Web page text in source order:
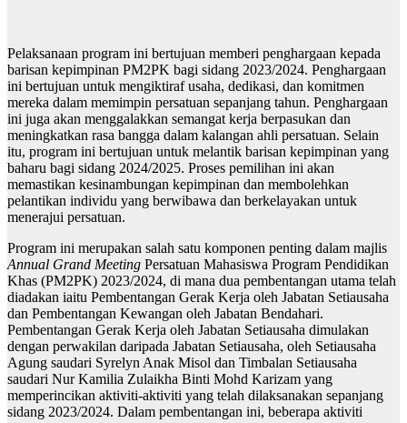
Pelaksanaan program ini bertujuan memberi penghargaan kepada
barisan kepimpinan PM2PK bagi sidang 2023/2024. Penghargaan
ini bertujuan untuk mengiktiraf usaha, dedikasi, dan komitmen
mereka dalam memimpin persatuan sepanjang tahun. Penghargaan
ini juga akan menggalakkan semangat kerja berpasukan dan
meningkatkan rasa bangga dalam kalangan ahli persatuan. Selain
itu, program ini bertujuan untuk melantik barisan kepimpinan yang
baharu bagi sidang 2024/2025. Proses pemilihan ini akan
memastikan kesinambungan kepimpinan dan membolehkan
pelantikan individu yang berwibawa dan berkelayakan untuk
menerajui persatuan.
Program ini merupakan salah satu komponen penting dalam majlis
Annual Grand Meeting Persatuan Mahasiswa Program Pendidikan
Khas (PM2PK) 2023/2024, di mana dua pembentangan utama telah
diadakan iaitu Pembentangan Gerak Kerja oleh Jabatan Setiausaha
dan Pembentangan Kewangan oleh Jabatan Bendahari.
Pembentangan Gerak Kerja oleh Jabatan Setiausaha dimulakan
dengan perwakilan daripada Jabatan Setiausaha, oleh Setiausaha
Agung saudari Syrelyn Anak Misol dan Timbalan Setiausaha
saudari Nur Kamilia Zulaikha Binti Mohd Karizam yang
memperincikan aktiviti-aktiviti yang telah dilaksanakan sepanjang
sidang 2023/2024. Dalam pembentangan ini, beberapa aktiviti